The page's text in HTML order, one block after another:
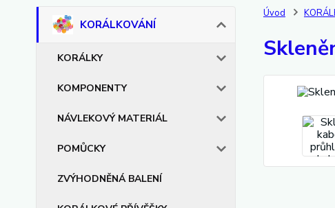
KORÁLKOVÁNÍ
KORÁLKY
KOMPONENTY
NÁVLEKOVÝ MATERIÁL
POMŮCKY
ZVÝHODNĚNÁ BALENÍ
Úvod